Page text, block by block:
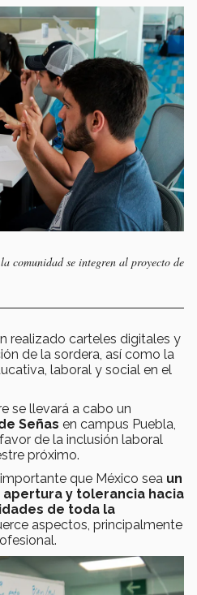
comunidad se integren al proyecto de
realizado carteles digitales y
de la sordera, así como la
laboral y social en el
se llevará a cabo un
Señas en campus Puebla,
de la inclusión laboral
próximo.
que México sea un
y tolerancia hacia
de toda la
aspectos, principalmente